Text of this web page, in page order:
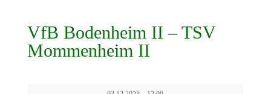
VfB Bodenheim II – TSV
Mommenheim II